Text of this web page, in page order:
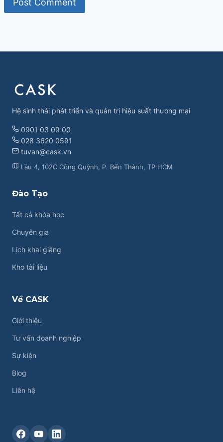
Hệ sinh thái phát triển và quản trị hiệu suất thương mại
0901 03 09 00
028 3620 0591
tuvan@cask.vn
Lầu 4, 102C Cống Quỳnh, P. Bến Thành, TP.HCM
Đào Tạo
Tất cả khóa học
Chuyên gia
Lịch khai giảng
Kho tài liệu
Về CASK
Giới thiệu
Tư vấn doanh nghiệp
Sự kiện
Blog
Liên hệ